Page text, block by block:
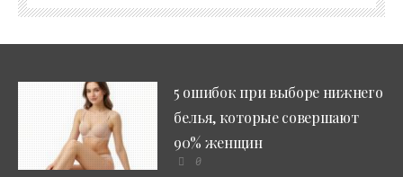
5 ошибок при выборе нижнего
белья, которые совершают
90% женщин
0